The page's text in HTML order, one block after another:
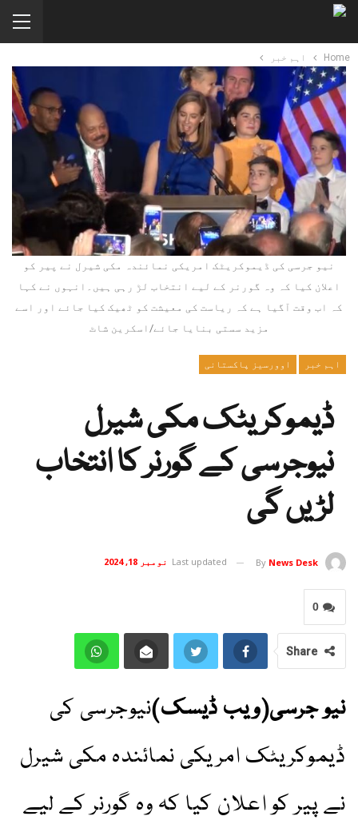
Home اہم خبر
نیو جرسی کی ڈیموکریٹک امریکی نمائندہ مکی شیرل نے پیر کو
اعلان کیا کہ وہ گورنر کے لیے انتخاب لڑ رہی ہیں۔انہوں نے کہا
کہ اب وقت آگیا ہے کہ ریاست کی معیشت کو ٹھیک کیا جائے اور اسے
مزید سستی بنایا جائے/اسکرین شاٹ
اہم خبر اوورسیز پاکستانی
ڈیموکریٹک مکی شیرل
نیوجرسی کے گورنر کا انتخاب
لڑیں گی
By News Desk
Last updated نومبر 18, 2024
0
Share
نیو جرسی(ویب ڈیسک)نیوجرسی کی
ڈیموکریٹک امریکی نمائندہ مکی شیرل
نے پیر کو اعلان کیا کہ وہ گورنر کے لیے